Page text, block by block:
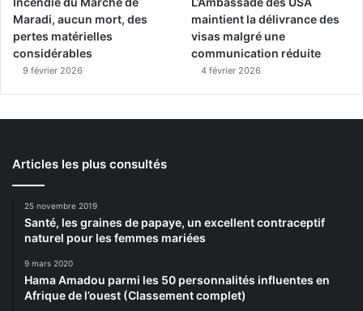
Maradi, aucun mort, des
pertes matérielles
considérables
9 février 2026
maintient la délivrance des
visas malgré une
communication réduite
4 février 2026
Articles les plus consultés
25 novembre 2019
Santé, les graines de papaye, un excellent contraceptif
naturel pour les femmes mariées
9 mars 2020
Hama Amadou parmi les 50 personnalités influentes en
Afrique de l’ouest (Classement complet)